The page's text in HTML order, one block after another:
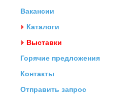
Вакансии
Каталоги
Выставки
Горячие предложения
Контакты
Отправить запрос